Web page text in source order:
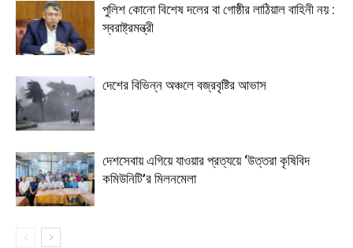
পুলিশ কোনো বিশেষ দলের বা গোষ্ঠীর লাঠিয়াল বাহিনী নয় :
স্বরাষ্ট্রমন্ত্রী
দেশের বিভিন্ন অঞ্চলে বজ্রবৃষ্টির আভাস
দেশসেবায় এগিয়ে যাওয়ার প্রত্যয়ে ‘উত্তরা কৃষিবিদ
কমিউনিটি’র মিলনমেলা